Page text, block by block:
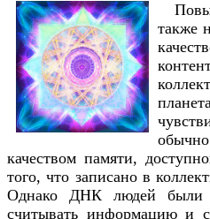
также
качеством памяти,
того, что записано в
Однако ДНК людей были
считывать информацию и